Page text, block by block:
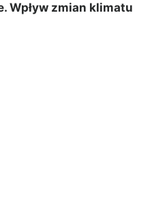
Wpływ zmian klimatu